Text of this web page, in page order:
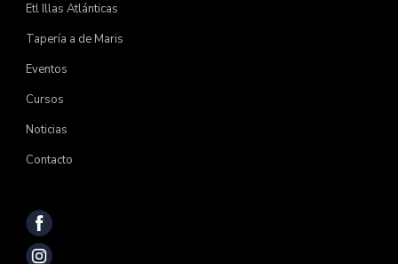
Etl Illas Atlánticas
Tapería a de Maris
Eventos
Cursos
Noticias
Contacto